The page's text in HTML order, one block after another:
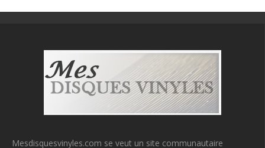
Mesdisquesvinyles.com se veut un site communautaire